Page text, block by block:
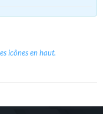
icônes en haut.